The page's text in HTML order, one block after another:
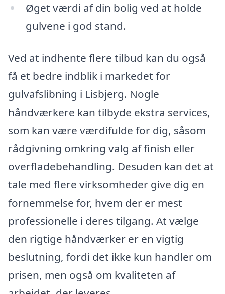
Øget værdi af din bolig ved at holde
gulvene i god stand.
Ved at indhente flere tilbud kan du også
få et bedre indblik i markedet for
gulvafslibning i Lisbjerg. Nogle
håndværkere kan tilbyde ekstra services,
som kan være værdifulde for dig, såsom
rådgivning omkring valg af finish eller
overfladebehandling. Desuden kan det at
tale med flere virksomheder give dig en
fornemmelse for, hvem der er mest
professionelle i deres tilgang. At vælge
den rigtige håndværker er en vigtig
beslutning, fordi det ikke kun handler om
prisen, men også om kvaliteten af